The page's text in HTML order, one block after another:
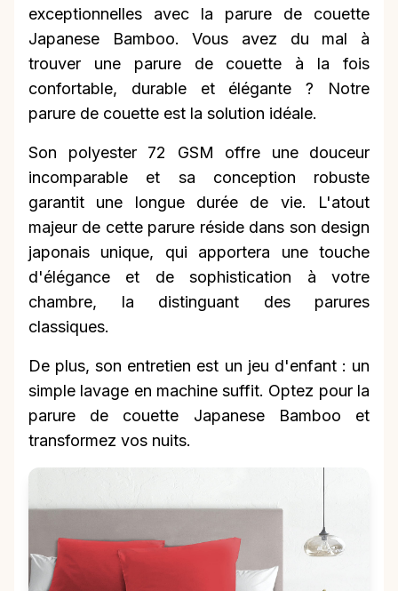
exceptionnelles avec la parure de couette
Japanese Bamboo. Vous avez du mal à
trouver une parure de couette à la fois
confortable, durable et élégante ? Notre
parure de couette est la solution idéale.
Son polyester 72 GSM offre une douceur
incomparable et sa conception robuste
garantit une longue durée de vie. L'atout
majeur de cette parure réside dans son design
japonais unique, qui apportera une touche
d'élégance et de sophistication à votre
chambre, la distinguant des parures
classiques.
De plus, son entretien est un jeu d'enfant : un
simple lavage en machine suffit. Optez pour la
parure de couette Japanese Bamboo et
transformez vos nuits.